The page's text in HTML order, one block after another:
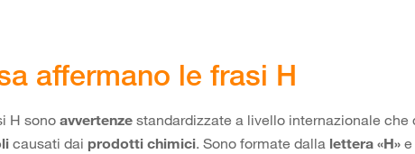
affermano le frasi H
H sono avvertenze standardizzate a livello internazionale che
causati dai prodotti chimici. Sono formate dalla lettera «H» e